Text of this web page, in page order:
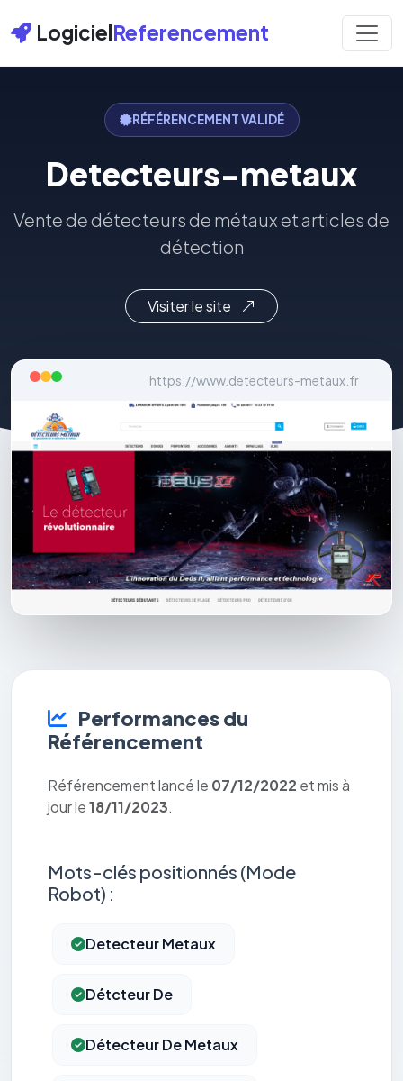
LogicielReferencement
RÉFÉRENCEMENT VALIDÉ
Detecteurs-metaux
Vente de détecteurs de métaux et articles de
détection
Visiter le site
https://www.detecteurs-metaux.fr
Performances du
Référencement
Référencement lancé le 07/12/2022 et mis à
jour le18/11/2023.
Mots-clés positionnés (Mode
Robot) :
Detecteur Metaux
Détcteur De
Détecteur De Metaux